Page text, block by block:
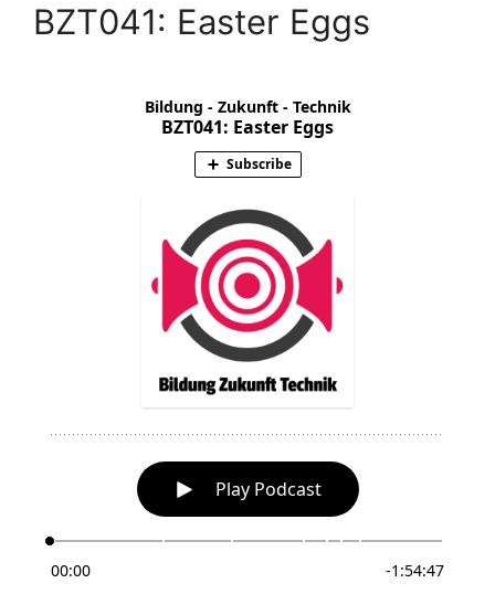
BZT041: Easter Eggs